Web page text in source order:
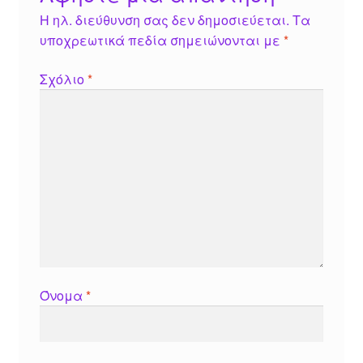
Η ηλ. διεύθυνση σας δεν δημοσιεύεται. Τα
υποχρεωτικά πεδία σημειώνονται με *
Σχόλιο*
Όνομα *